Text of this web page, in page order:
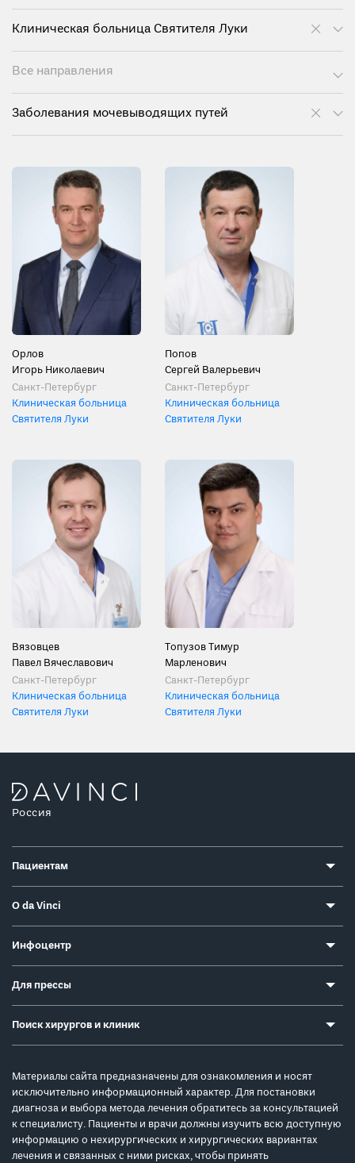
Клиническая больница Святителя Луки
Все направления
Заболевания мочевыводящих путей
Орлов
Игорь Николаевич
Санкт-Петербург
Клиническая больница
Святителя Луки
Попов
Сергей Валерьевич
Санкт-Петербург
Клиническая больница
Святителя Луки
Вязовцев
Павел Вячеславович
Санкт-Петербург
Клиническая больница
Святителя Луки
Топузов Тимур
Марленович
Санкт-Петербург
Клиническая больница
Святителя Луки
Россия
Пациентам
О da Vinci
Инфоцентр
Для прессы
Поиск хирургов и клиник
Материалы сайта предназначены для ознакомления и носят
исключительно информационный характер. Для постановки
диагноза и выбора метода лечения обратитесь за консультацией
к специалисту. Пациенты и врачи должны изучить всю доступную
информацию о нехирургических и хирургических вариантах
лечения и связанных с ними рисках, чтобы принять